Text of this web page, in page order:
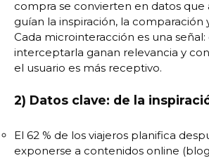
compra se convierten en datos que
guían la inspiración, la comparación
Cada microinteracción es una
interceptarla ganan relevancia y
el usuario es más receptivo.
2) Datos clave: de la
El 62 % de los viajeros planifica
exponerse a contenidos online